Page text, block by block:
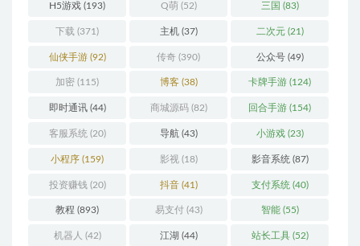
H5游戏 (193) Q萌(52) 三国 (83)
下载 (371) 主机(37) 二次元(21)
仙侠手游(92) 传奇 (390) 公众号(49)
加密 (115) 博客(38) 卡牌手游 (124)
即时通讯(44) 商城源码(82) 回合手游 (154)
客服系统 (20) 导航(43) 小游戏(23)
小程序 (159) 影视(18) 影音系统 (87)
投资赚钱 (20) 抖音(41) 支付系统 (40)
教程 (893) 易支付(43) 智能(55)
机器人 (42) 江湖 (44) 站长工具(52)